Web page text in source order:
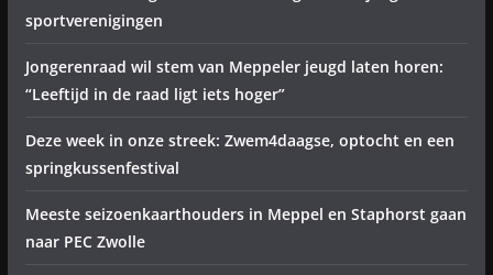
sportverenigingen
Jongerenraad wil stem van Meppeler jeugd laten horen:
“Leeftijd in de raad ligt iets hoger”
Deze week in onze streek: Zwem4daagse, optocht en een
springkussenfestival
Meeste seizoenkaarthouders in Meppel en Staphorst gaan
naar PEC Zwolle